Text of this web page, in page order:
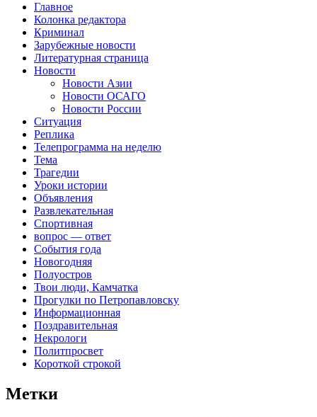
Главное
Колонка редактора
Криминал
Зарубежные новости
Литературная страница
Новости
Новости Азии
Новости ОСАГО
Новости России
Ситуация
Реплика
Телепрограмма на неделю
Тема
Трагедии
Уроки истории
Объявления
Развлекательная
Спортивная
вопрос — ответ
События года
Новогодняя
Полуостров
Твои люди, Камчатка
Прогулки по Петропавловску
Информационная
Поздравительная
Некрологи
Политпросвет
Короткой строкой
Метки